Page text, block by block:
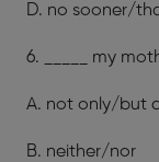
D. no sooner/
6. _____ my
A. not only/but
B. neither/nor